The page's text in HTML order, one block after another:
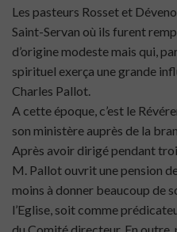
Les pasteurs Rosset et
Saint-Servan où ils furent
d’origine modeste mais qui,
spirituel exerça une grande
Charles Pallot.
A cette époque, c’est le
son ministère auprès de la
Après avoir dirigé pendant
M. Pallot ouvrit une pension
moins à donner beaucoup de
l’Eglise, soit comme
du Comité directeur. En